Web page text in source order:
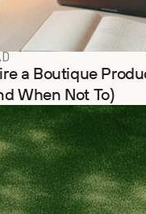
a Boutique
When Not To)